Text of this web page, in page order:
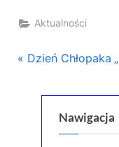
Aktualności
Nawigacja
wpisu
P
Dzień Chłopaka
t
Nawigacja